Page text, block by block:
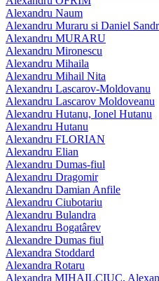
Alexandru Naum
Alexandru Muraru si Daniel
Alexandru MURARU
Alexandru Mironescu
Alexandru Mihaila
Alexandru Mihail Nita
Alexandru Lascarov-Moldovanu
Alexandru Lascarov Moldoveanu
Alexandru Hutanu, Ionel Hutanu
Alexandru Hutanu
Alexandru FLORIAN
Alexandru Elian
Alexandru Dumas-fiul
Alexandru Dragomir
Alexandru Damian Anfile
Alexandru Ciubotariu
Alexandru Bulandra
Alexandru Bogatârev
Alexandre Dumas fiul
Alexandra Stoddard
Alexandra Rotaru
Alexandra MIHAILCIUC,